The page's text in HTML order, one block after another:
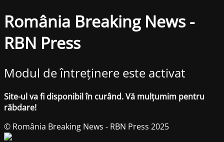
România Breaking News -
RBN Press
Modul de întreținere este activat
Site-ul va fi disponibil în curând. Vă mulțumim pentru
răbdare!
© România Breaking News - RBN Press 2025